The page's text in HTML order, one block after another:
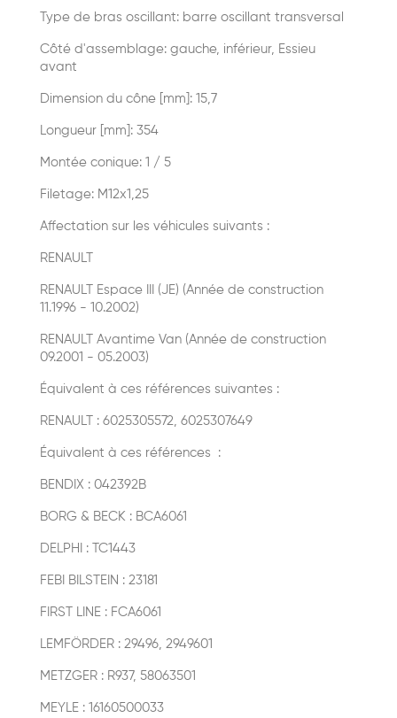
Type de bras oscillant: barre oscillant transversal
Côté d'assemblage: gauche, inférieur, Essieu
avant
Dimension du cône [mm]: 15,7
Longueur [mm]: 354
Montée conique: 1 / 5
Filetage: M12x1,25
Affectation sur les véhicules suivants :
RENAULT
RENAULT Espace III (JE) (Année de construction
11.1996 - 10.2002)
RENAULT Avantime Van (Année de construction
09.2001 - 05.2003)
Équivalent à ces références suivantes :
RENAULT : 6025305572, 6025307649
Équivalent à ces références :
BENDIX : 042392B
BORG & BECK : BCA6061
DELPHI : TC1443
FEBI BILSTEIN : 23181
FIRST LINE : FCA6061
LEMFÖRDER : 29496, 2949601
METZGER : R937, 58063501
MEYLE : 16160500033